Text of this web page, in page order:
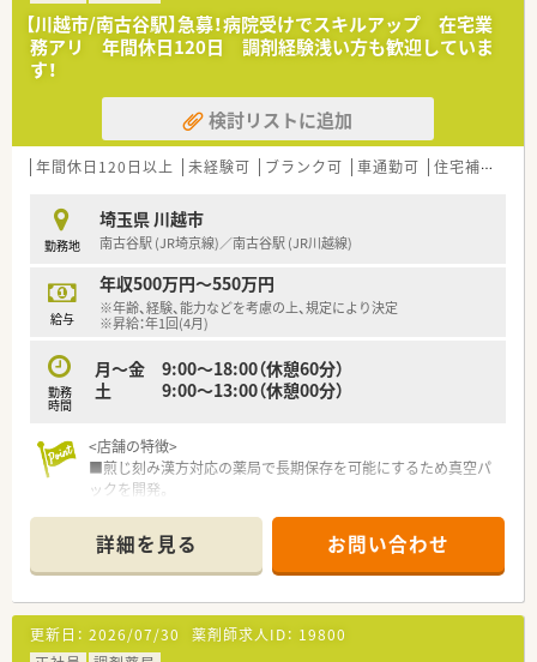
■薬剤師国保ですが、出産については協会けんぽ同様の手当を会
社が支給。
■アロマテラピー実施率100％！全店舗でアロマ・ハーブによる
■全店舗で在宅訪問を実施しています。在宅特化型薬局が2店舗
あり、個人宅・高齢者施設700名ほど担当させて頂いています。
【川越市/南古谷駅】急募！病院受けでスキルアップ 在宅業
務アリ 年間休日120日 調剤経験浅い方も歓迎していま
す！
検討リストに追加
年間休日120日以上 未経験可 ブランク可 車通勤可 住宅補助(手当)あり
勤務地
埼玉県 川越市
南古谷駅 (JR埼京線)／南古谷駅 (JR川越線)
給与
年収500万円～550万円
※年齢、経験、能力などを考慮の上、規定により決定
※昇給：年1回(4月)
勤務
時間
月～金 9:00～18:00（休憩60分）
土 9:00～13:00（休憩00分）
<店舗の特徴>
■煎じ刻み漢方対応の薬局で長期保存を可能にするため真空パ
ックを開発。
リエーションの薬局です。
■スタッフ数が多く年齢層・性別なども様々です！
所属人数が多い分お休みも融通が利きやすいです。
<会社の特徴>
■千葉を中心に18店舗の薬局を展開する企業です（東京都: 3店
詳細を見る お問い合わせ
更新日： 2026/07/30 薬剤師求人ID： 19800